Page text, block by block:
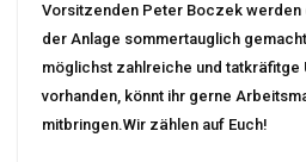
Vorsitzenden Peter Boczek
der Anlage sommertauglich
möglichst zahlreiche und tatkräfitge
vorhanden, könnt ihr gerne
mitbringen.Wir zählen auf Euch!